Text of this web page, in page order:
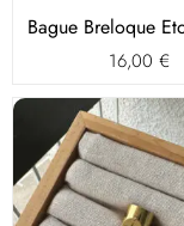
Bague Breloque
16,00 €